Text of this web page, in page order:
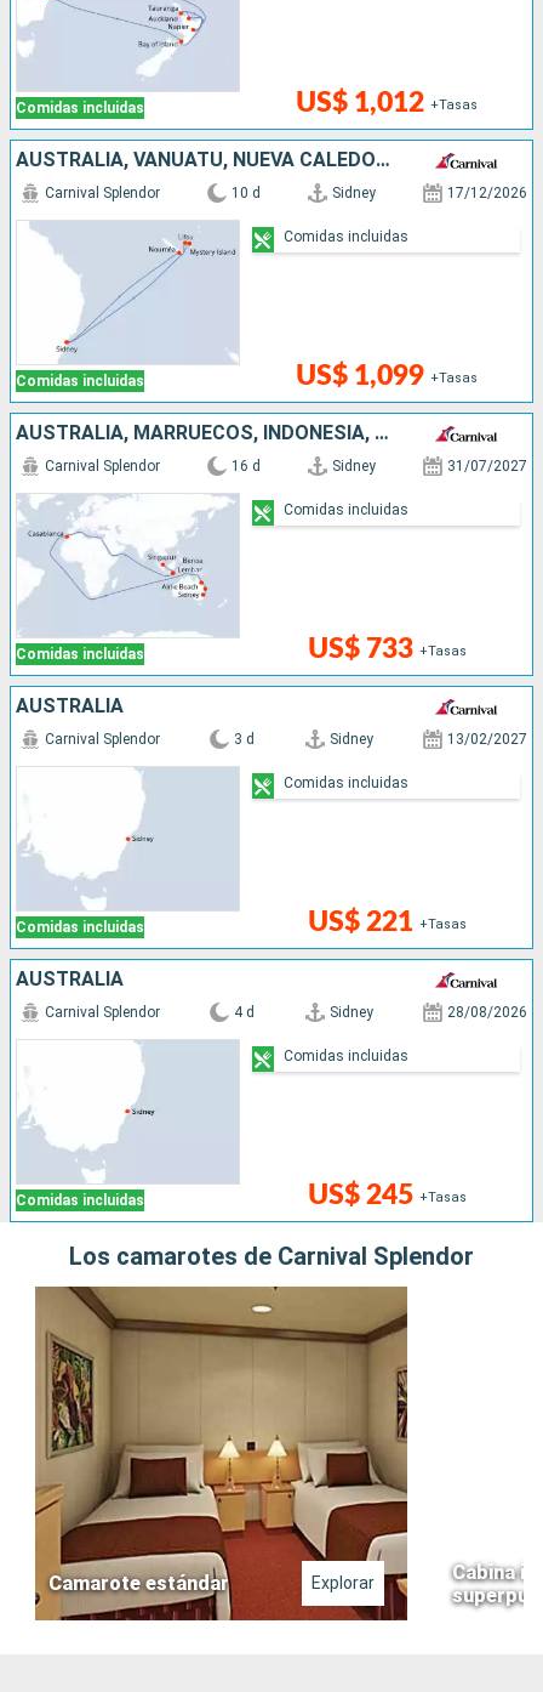
Comidas incluidas US$ 1,012 +Tasas
AUSTRALIA, VANUATU, NUEVA CALEDONIA
Comidas incluidas
Carnival Splendor 10 d Sidney 17/12/2026
US$ 1,099 +Tasas
Comidas incluidas
AUSTRALIA, MARRUECOS, INDONESIA, SINGAPUR
Comidas incluidas
Carnival Splendor 16 d Sidney 31/07/2027
US$ 733 +Tasas
Comidas incluidas
AUSTRALIA
Comidas incluidas
Carnival Splendor 3 d Sidney 13/02/2027
US$ 221 +Tasas
Comidas incluidas
AUSTRALIA
Comidas incluidas
Carnival Splendor 4 d Sidney 28/08/2026
US$ 245 +Tasas
Comidas incluidas
Los camarotes de Carnival Splendor
Camarote estándar Explorar
Cabina